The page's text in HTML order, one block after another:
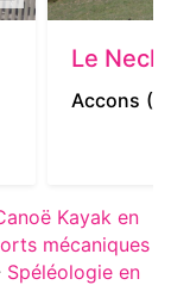
Le
Accons
Kayak en
mécaniques
Spéléologie en